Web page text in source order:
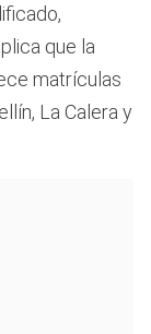
que la
matrículas
La Calera y